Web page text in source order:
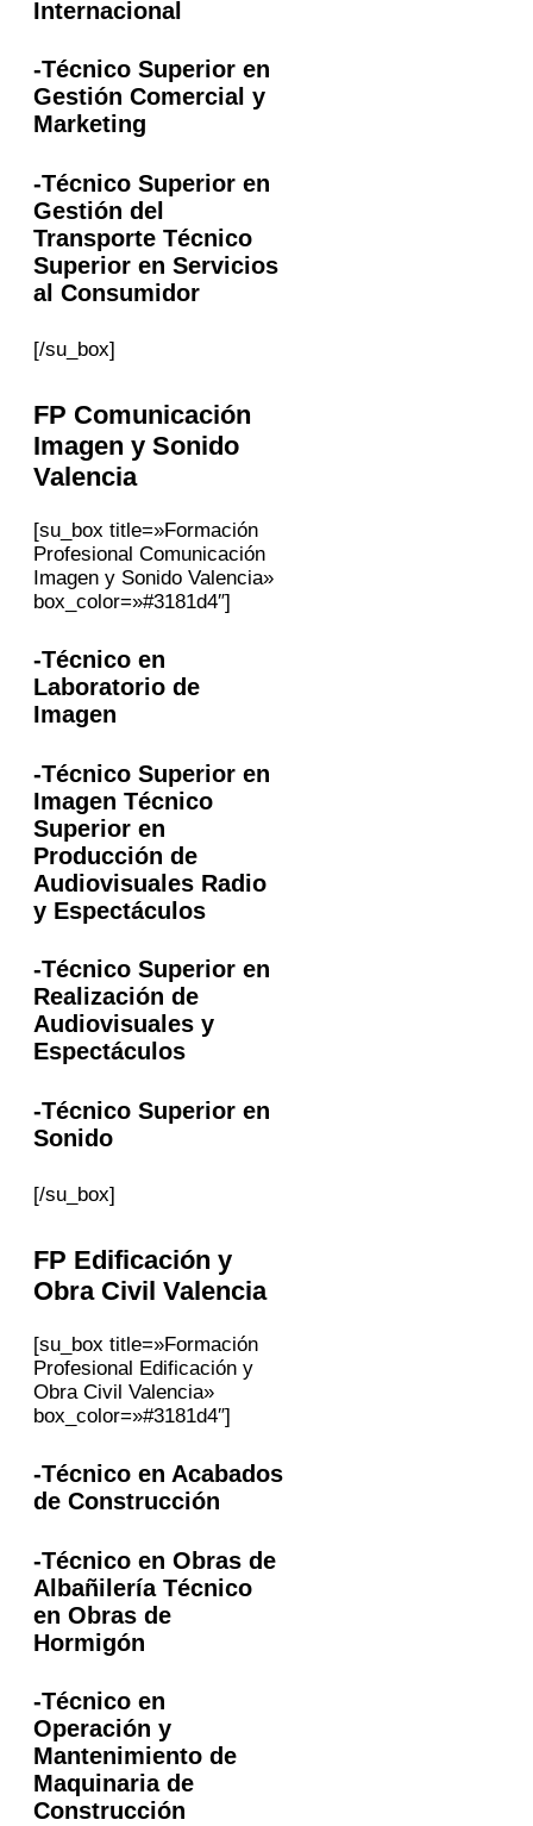
Internacional
-Técnico Superior en
Gestión Comercial y
Marketing
-Técnico Superior en
Gestión del
Transporte Técnico
Superior en Servicios
al Consumidor
[/su_box]
FP Comunicación
Imagen y Sonido
Valencia
[su_box title=»Formación
Profesional Comunicación
Imagen y Sonido Valencia»
box_color=»#3181d4″]
-Técnico en
Laboratorio de
Imagen
-Técnico Superior en
Imagen Técnico
Superior en
Producción de
Audiovisuales Radio
y Espectáculos
-Técnico Superior en
Realización de
Audiovisuales y
Espectáculos
-Técnico Superior en
Sonido
[/su_box]
FP Edificación y
Obra Civil Valencia
[su_box title=»Formación
Profesional Edificación y
Obra Civil Valencia»
box_color=»#3181d4″]
-Técnico en Acabados
de Construcción
-Técnico en Obras de
Albañilería Técnico
en Obras de
Hormigón
-Técnico en
Operación y
Mantenimiento de
Maquinaria de
Construcción